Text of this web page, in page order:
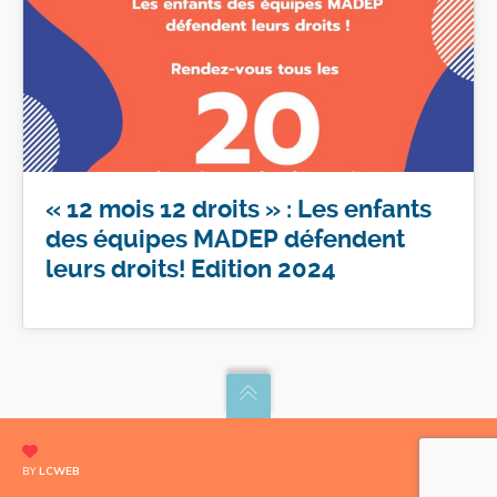
« 12 mois 12 droits » : Les enfants
des équipes MADEP défendent
leurs droits! Edition 2024
BYLCWEB